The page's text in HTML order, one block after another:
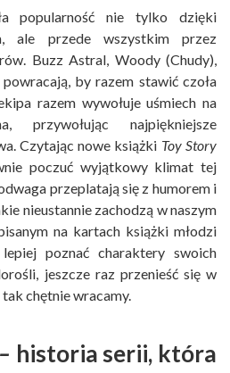
popularność nie tylko dzięki
ale przede wszystkim przez
Buzz Astral, Woody (Chudy),
by razem stawić czoła
razem wywołuje uśmiech na
przywołując najpiękniejsze
Czytając nowe książki Toy Story
poczuć wyjątkowy klimat tej
przeplatają się z humorem i
nieustannie zachodzą w naszym
na kartach książki młodzi
poznać charaktery swoich
jeszcze raz przenieść się w
chętnie wracamy.
historia serii, która